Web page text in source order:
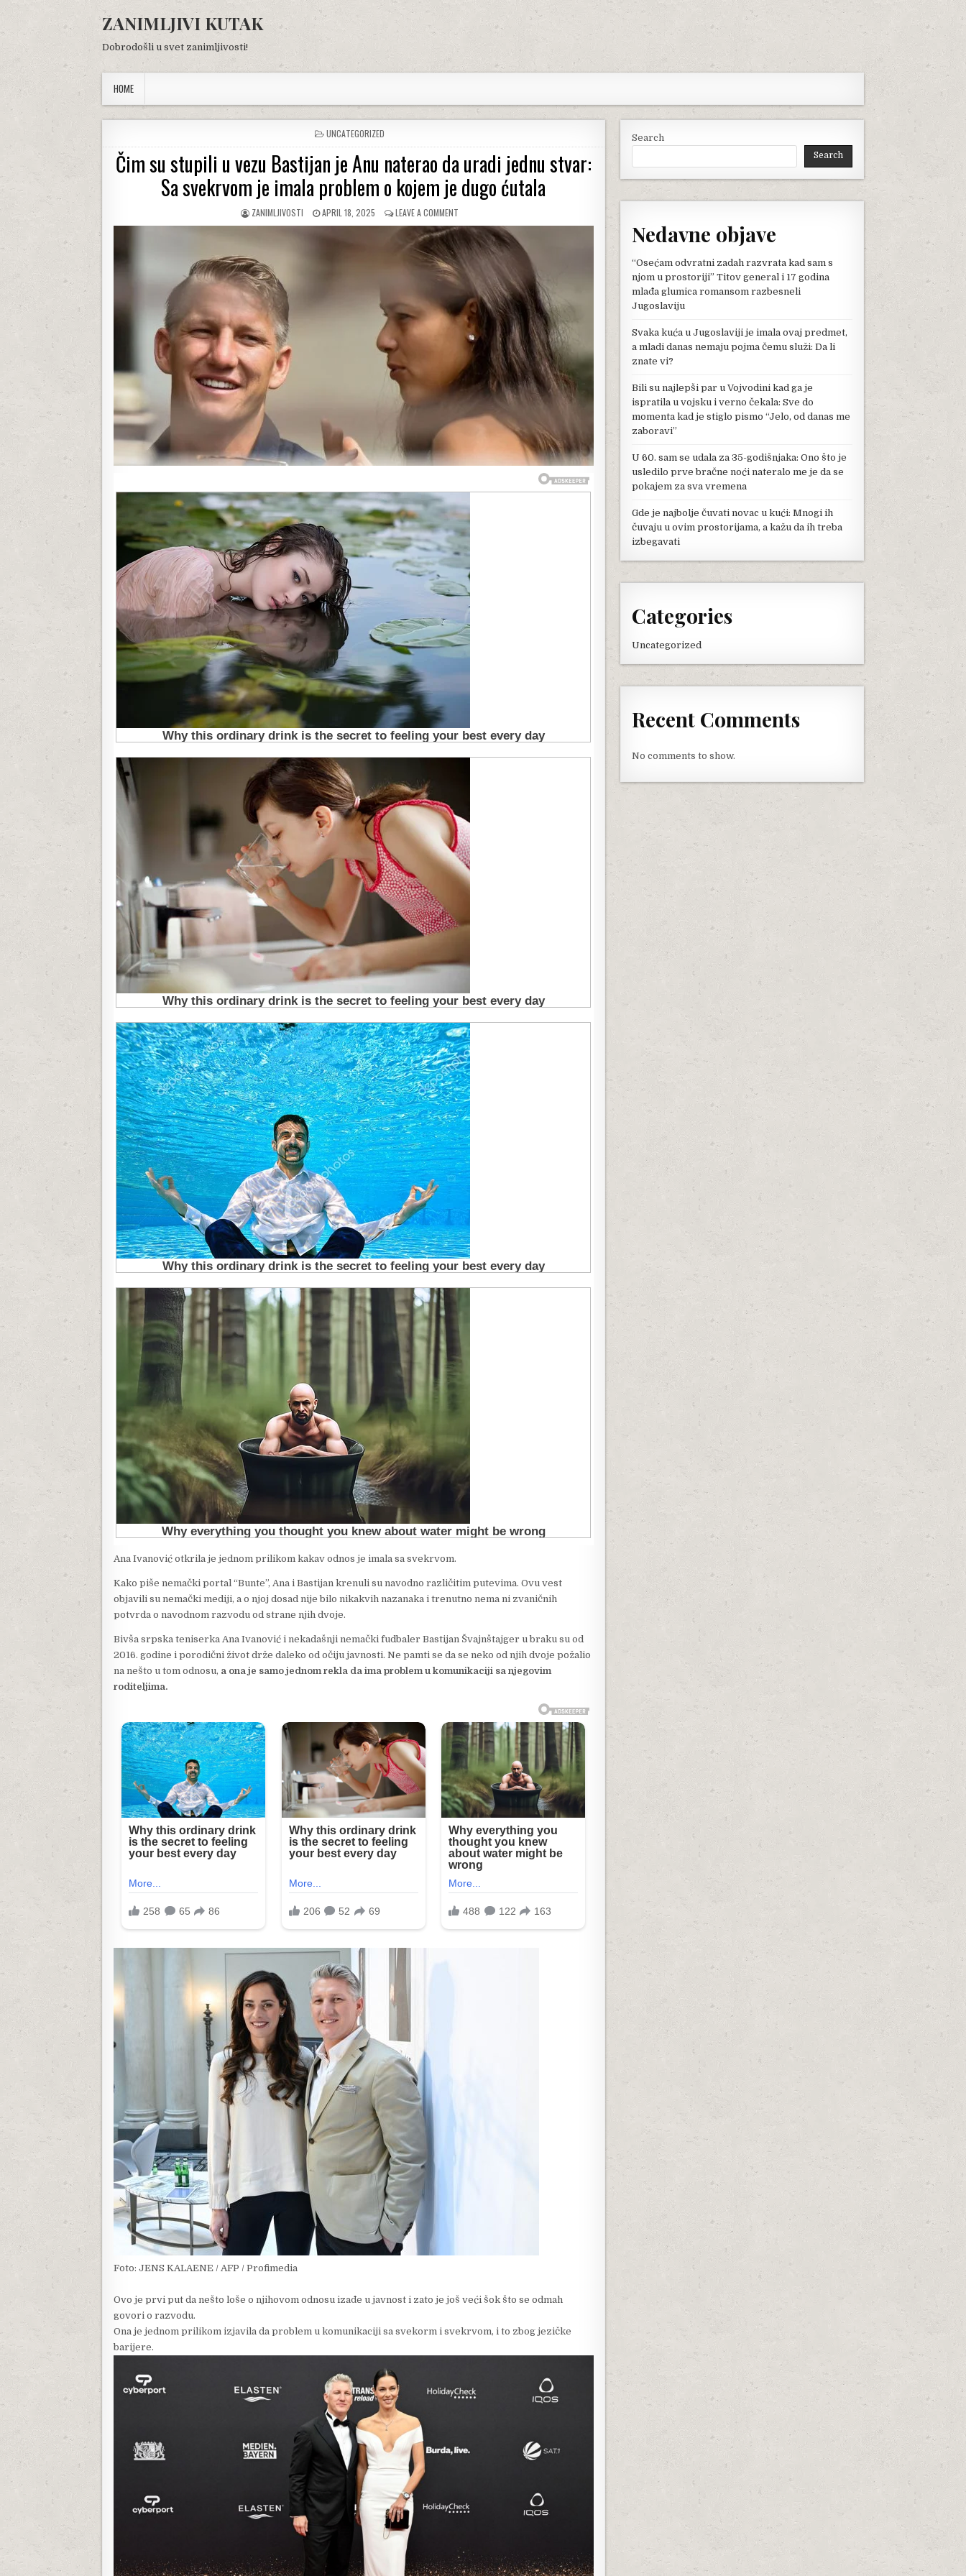
content
ZANIMLJIVI KUTAK
Dobrodošli u svet zanimljivosti!
HOME
POSTED
IN
UNCATEGORIZED
Čim su stupili u vezu Bastijan je Anu naterao da uradi jednu stvar:
Sa svekrvom je imala problem o kojem je dugo ćutala
AUTHOR:
ZANIMLJIVOSTI
PUBLISHED
DATE:
APRIL 18, 2025 LEAVE A COMMENT
ČIM
SU
STUPILI
U
VEZU
BASTIJAN
JE
ANU
NATERAO
DA
URADI
JEDNU
STVAR:
SVEKRVOM
IMALA
KOJEM
JE
ĆUTALA
Ana Ivanović otkrila je jednom prilikom kakav odnos je imala sa svekrvom.
Kako piše nemački portal “Bunte”, Ana i Bastijan krenuli su navodno različitim putevima. Ovu vest
objavili su nemački mediji, a o njoj dosad nije bilo nikakvih nazanaka i trenutno nema ni zvaničnih
potvrda o navodnom razvodu od strane njih dvoje.
Bivša srpska teniserka Ana Ivanović i nekadašnji nemački fudbaler Bastijan Švajnštajger u braku su od
2016. godine i porodični život drže daleko od očiju javnosti. Ne pamti se da se neko od njih dvoje požalio
na nešto u tom odnosu, a ona je samo jednom rekla da ima problem u komunikaciji sa njegovim
roditeljima.
Foto: JENS KALAENE / AFP / Profimedia
Ovo je prvi put da nešto loše o njihovom odnosu izađe u javnost i zato je još veći šok što se odmah
govori o razvodu.
Ona je jednom prilikom izjavila da problem u komunikaciji sa svekorm i svekrvom, i to zbog jezičke
barijere.
Search
Search
Nedavne objave
“Osećam odvratni zadah razvrata kad sam s
njom u prostoriji” Titov general i 17 godina
mlađa glumica romansom razbesneli
Jugoslaviju
Svaka kuća u Jugoslaviji je imala ovaj predmet,
a mladi danas nemaju pojma čemu služi: Da li
znate vi?
Bili su najlepši par u Vojvodini kad ga je
ispratila u vojsku i verno čekala: Sve do
momenta kad je stiglo pismo “Jelo, od danas me
zaboravi”
U 60. sam se udala za 35-godišnjaka: Ono što je
usledilo prve bračne noći nateralo me je da se
pokajem za sva vremena
Gde je najbolje čuvati novac u kući: Mnogi ih
čuvaju u ovim prostorijama, a kažu da ih treba
izbegavati
Categories
Uncategorized
Recent Comments
No comments to show.